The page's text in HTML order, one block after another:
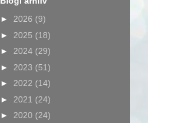
► 2026 (9)
► 2025 (18)
► 2024 (29)
► 2023 (51)
► 2022 (14)
► 2021 (24)
► 2020 (24)